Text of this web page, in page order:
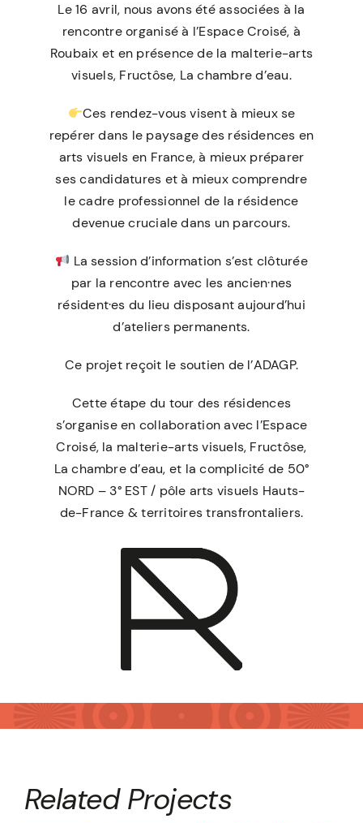
Le 16 avril, nous avons été associées à la
rencontre organisé à l’Espace Croisé, à
Roubaix et en présence de la malterie-arts
visuels, Fructôse, La chambre d’eau.
Ces rendez-vous visent à mieux se
repérer dans le paysage des résidences en
arts visuels en France, à mieux préparer
ses candidatures et à mieux comprendre
le cadre professionnel de la résidence
devenue cruciale dans un parcours.
La session d’information s’est clôturée
par la rencontre avec les ancien·nes
résident·es du lieu disposant aujourd’hui
d’ateliers permanents.
Ce projet reçoit le soutien de l’ADAGP.
Cette étape du tour des résidences
s’organise en collaboration avec l’Espace
Croisé, la malterie-arts visuels, Fructôse,
La chambre d’eau, et la complicité de 50°
NORD – 3° EST / pôle arts visuels Hauts-
de-France & territoires transfrontaliers.
Related Projects